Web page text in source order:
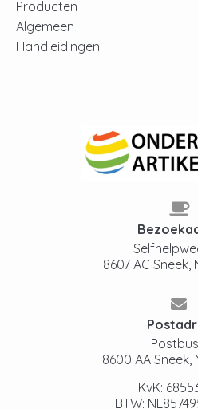
Producten
Algemeen
Handleidingen
8607 AC Sneek,
Postbus
8600 AA Sneek,
KvK:
BTW: